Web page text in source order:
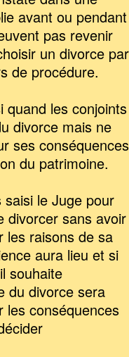
avant ou pendant
pas revenir
un divorce par
de procédure.
quand les conjoints
divorce mais ne
ses conséquences
du patrimoine.
saisi le Juge pour
divorcer sans avoir
les raisons de sa
aura lieu et si
souhaite
du divorce sera
les conséquences